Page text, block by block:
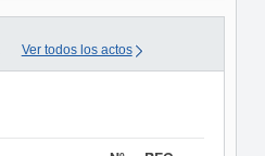
Ver todos los actos